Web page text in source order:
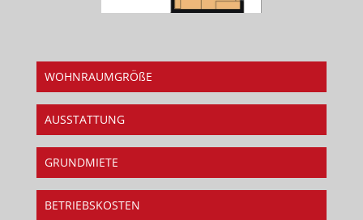
WOHNRAUMGRÖßE
AUSSTATTUNG
GRUNDMIETE
BETRIEBSKOSTEN